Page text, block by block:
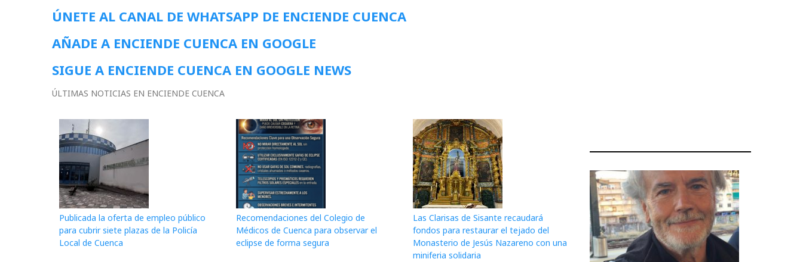
ÚNETE AL CANAL DE WHATSAPP DE ENCIENDE CUENCA
AÑADE A ENCIENDE CUENCA EN GOOGLE
SIGUE A ENCIENDE CUENCA EN GOOGLE NEWS
ÚLTIMAS NOTICIAS EN ENCIENDE CUENCA
Publicada la oferta de empleo público
para cubrir siete plazas de la Policía
Local de Cuenca
Recomendaciones del Colegio de
Médicos de Cuenca para observar el
eclipse de forma segura
Las Clarisas de Sisante recaudará
fondos para restaurar el tejado del
Monasterio de Jesús Nazareno con una
miniferia solidaria